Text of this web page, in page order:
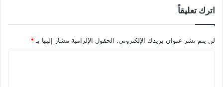
اترك تعليقاً
لن يتم نشر عنوان بريدك الإلكتروني. الحقول الإلزامية مشار إليها بـ *